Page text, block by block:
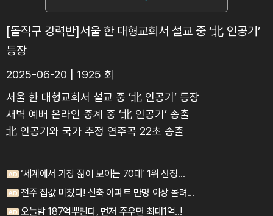
[돌직구 강력반]서울 한 대형교회서 설교 중 ‘北 인공기’
등장
2025-06-20 | 1925 회
서울 한 대형교회서 설교 중 ’北 인공기’ 등장
새벽 예배 온라인 중계 중 ’北 인공기’ 송출
北 인공기와 국가 추정 연주곡 22초 송출